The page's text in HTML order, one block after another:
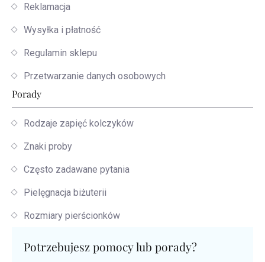
Reklamacja
Wysyłka i płatność
Regulamin sklepu
Przetwarzanie danych osobowych
Porady
Rodzaje zapięć kolczyków
Znaki proby
Często zadawane pytania
Pielęgnacja biżuterii
Rozmiary pierścionków
Potrzebujesz pomocy lub porady?